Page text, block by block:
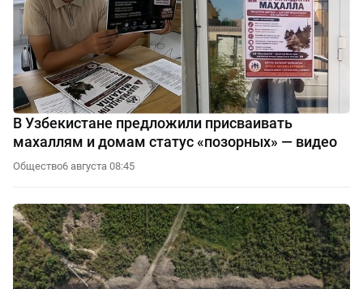
В Узбекистане предложили присваивать
махаллям и домам статус «позорных» — видео
Общество6 августа 08:45